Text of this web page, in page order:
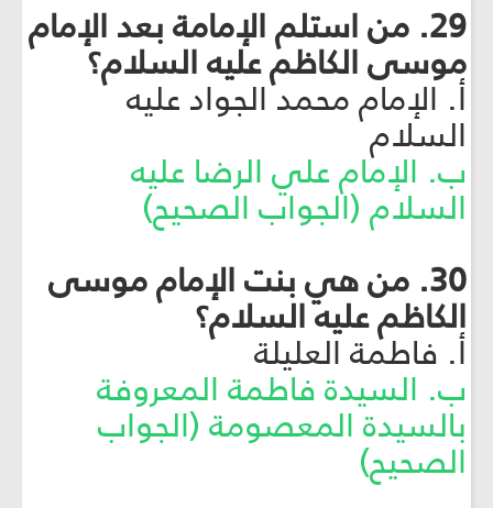
29. من استلم الإمامة بعد الإمام
موسى الكاظم عليه السلام؟
أ. الإمام محمد الجواد عليه
السلام
ب. الإمام علي الرضا عليه
السلام (الجواب الصحيح)
30. من هي بنت الإمام موسى
الكاظم عليه السلام؟
أ. فاطمة العليلة
ب. السيدة فاطمة المعروفة
بالسيدة المعصومة (الجواب
الصحيح)